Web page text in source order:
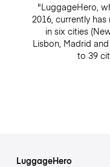
"LuggageHero,
2016, currently
in six cities
Lisbon, Madrid
to 39
LuggageHero